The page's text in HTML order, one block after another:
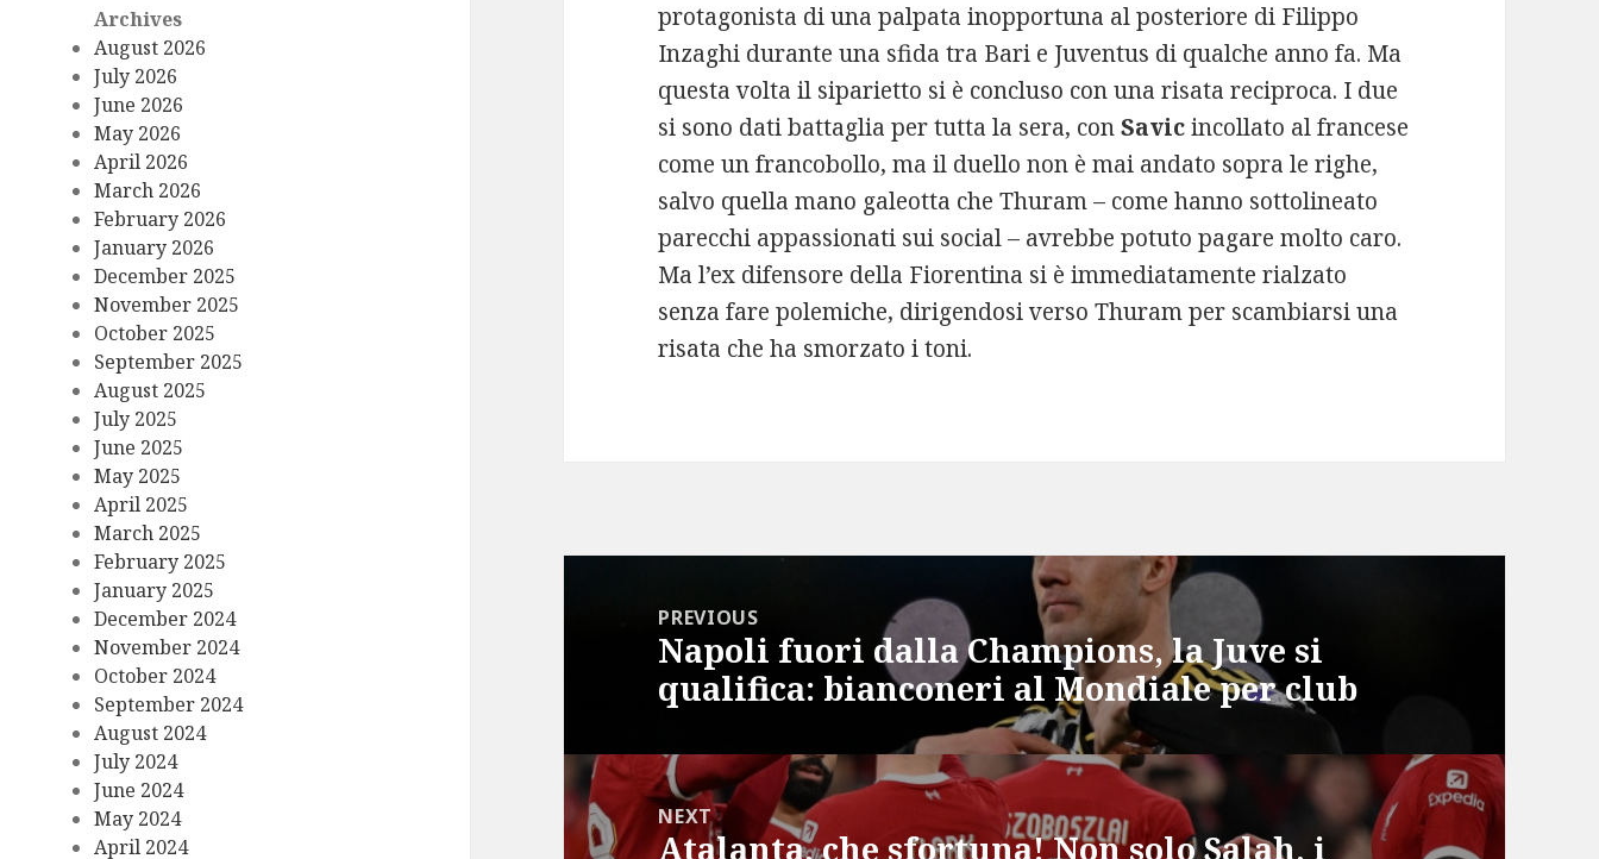
Archives
August 2026
July 2026
June 2026
May 2026
April 2026
March 2026
February 2026
January 2026
December 2025
November 2025
October 2025
September 2025
August 2025
July 2025
June 2025
May 2025
April 2025
March 2025
February 2025
January 2025
December 2024
November 2024
October 2024
September 2024
August 2024
July 2024
June 2024
May 2024
April 2024
protagonista di una palpata inopportuna al posteriore di Filippo
Inzaghi durante una sfida tra Bari e Juventus di qualche anno fa. Ma
questa volta il siparietto si è concluso con una risata reciproca. I due
si sono dati battaglia per tutta la sera, conSavicincollato al francese
come un francobollo, ma il duello non è mai andato sopra le righe,
salvo quella mano galeotta che Thuram – come hanno sottolineato
parecchi appassionati sui social – avrebbe potuto pagare molto caro.
Ma l’ex difensore della Fiorentina si è immediatamente rialzato
senza fare polemiche, dirigendosi verso Thuram per scambiarsi una
risata che ha smorzato i toni.
navigationPREVIOUS
Previous
post:
Napoli fuori dalla Champions, la Juve si
qualifica: bianconeri al Mondiale per club
NEXT
Next
Atalanta, che sfortuna! Non solo Salah, i